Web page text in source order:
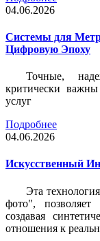
04.06.2026
Системы для
Цифровую Эпоху
Точные,
критически
услуг
Подробнее
04.06.2026
Искусственный
Эта
фото", позволяет
создавая
отношения к